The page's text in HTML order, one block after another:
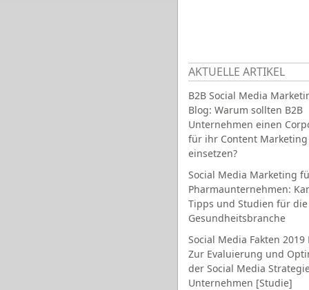
AKTUELLE ARTIKEL
B2B Social Media
Blog: Warum sollten B2B
Unternehmen einen
für ihr Content Marketing
einsetzen?
Social Media Marketing
Pharmaunternehmen:
Tipps und Studien für die
Gesundheitsbranche
Social Media Fakten 2019
Zur Evaluierung und
der Social Media
Unternehmen [Studie]